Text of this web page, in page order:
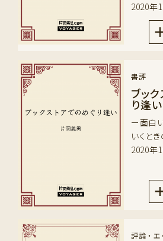
2020年
書評
ブッ
り逢い
ー面白
いくと
2020年
評論・エ